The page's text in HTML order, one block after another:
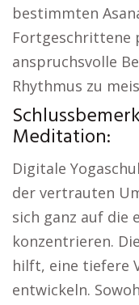
bestimmten
Fortgeschrittene
anspruchsvolle
Rhythmus zu
Meditation:
Digitale
der vertrauten
sich ganz auf die
konzentrieren.
hilft, eine tiefere
entwickeln.